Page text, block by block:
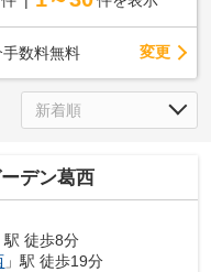
数料無料 変更
デン葛西
駅 徒歩8分
」駅 徒歩19分